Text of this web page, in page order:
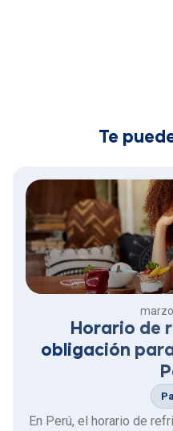
Te
Horario de
obligación
En Perú, el horario de